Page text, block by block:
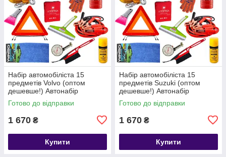
Набір автомобіліста 15
предметів Volvo (оптом
дешевше!) Автонабір
Готово до відправки
1 670 ₴
Купити
Набір автомобіліста 15
предметів Suzuki (оптом
дешевше!) Автонабір
Готово до відправки
1 670 ₴
Купити